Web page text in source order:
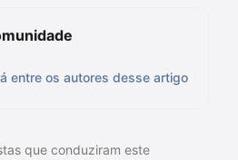
entre os autores desse artigo
que conduziram este